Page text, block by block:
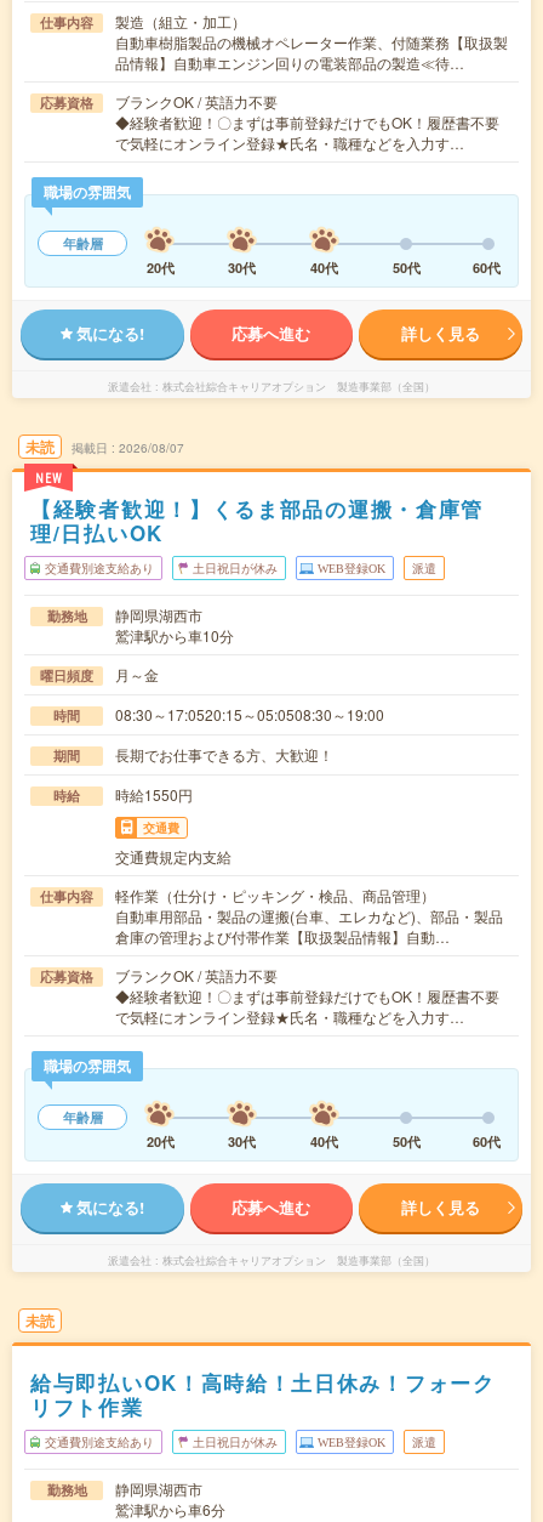
仕事内容
製造（組立・加工）
自動車樹脂製品の機械オペレーター作業、付随業務【取扱製
品情報】自動車エンジン回りの電装部品の製造≪待…
応募資格
ブランクOK / 英語力不要
◆経験者歓迎！〇まずは事前登録だけでもOK！履歴書不要
で気軽にオンライン登録★氏名・職種などを入力す…
職場の雰囲気
年齢層
20代
30代 40代 50代 60代
気になる! 応募へ進む 詳しく見る
派遣会社 株式会社綜合キャリアオプション 製造事業部（全国）
未読
NEW
掲載日 2026/08/07
【経験者歓迎！】くるま部品の運搬・倉庫管
理/日払いOK
交通費別途支給あり 土日祝日が休み WEB登録OK 派遣
勤務地
静岡県湖西市
鷲津駅から車10分
曜日頻度 月～金
時間 08:30～17:0520:15～05:0508:30～19:00
期間 長期でお仕事できる方、大歓迎！
時給 時給1550円
交通費
交通費規定内支給
仕事内容
軽作業（仕分け・ピッキング・検品、商品管理）
自動車用部品・製品の運搬(台車、エレカなど)、部品・製品
倉庫の管理および付帯作業【取扱製品情報】自動…
応募資格
ブランクOK / 英語力不要
◆経験者歓迎！〇まずは事前登録だけでもOK！履歴書不要
で気軽にオンライン登録★氏名・職種などを入力す…
職場の雰囲気
年齢層
20代
30代 40代 50代 60代
気になる! 応募へ進む 詳しく見る
派遣会社 株式会社綜合キャリアオプション 製造事業部（全国）
未読
給与即払いOK！高時給！土日休み！フォーク
リフト作業
交通費別途支給あり 土日祝日が休み WEB登録OK 派遣
勤務地
静岡県湖西市
鷲津駅から車6分